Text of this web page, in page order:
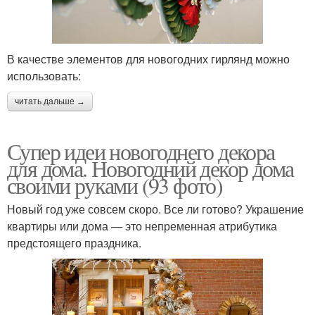
В качестве элементов для новогодних гирлянд можно
использовать:
читать дальше →
Супер идеи новогоднего декора
для дома. Новогодний декор дома
своими руками (93 фото)
Новый год уже совсем скоро. Все ли готово? Украшение
квартиры или дома — это непременная атрибутика
предстоящего праздника.